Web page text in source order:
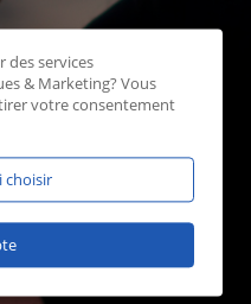
des services
& Marketing? Vous
votre consentement
choisir